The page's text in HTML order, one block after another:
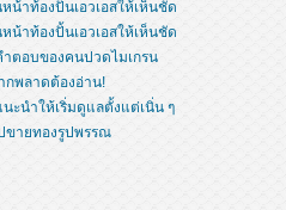
าท้องปั้นเอวเอสให้เห็นชัด
าท้องปั้นเอวเอสให้เห็นชัด
ำตอบของคนปวดไมเกรน
กพลาดต้องอ่าน!
ะนำให้เริ่มดูแลตั้งแต่เนิ่น ๆ
ขายทองรูปพรรณ